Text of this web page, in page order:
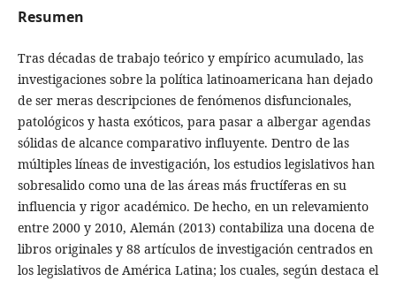
Resumen
Tras décadas de trabajo teórico y empírico acumulado, las
investigaciones sobre la política latinoamericana han dejado
de ser meras descripciones de fenómenos disfuncionales,
patológicos y hasta exóticos, para pasar a albergar agendas
sólidas de alcance comparativo influyente. Dentro de las
múltiples líneas de investigación, los estudios legislativos han
sobresalido como una de las áreas más fructíferas en su
influencia y rigor académico. De hecho, en un relevamiento
entre 2000 y 2010, Alemán (2013) contabiliza una docena de
libros originales y 88 artículos de investigación centrados en
los legislativos de América Latina; los cuales, según destaca el